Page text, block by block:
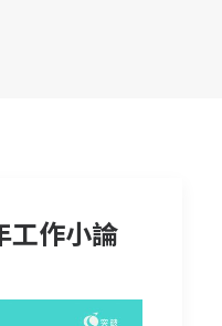
工作小論